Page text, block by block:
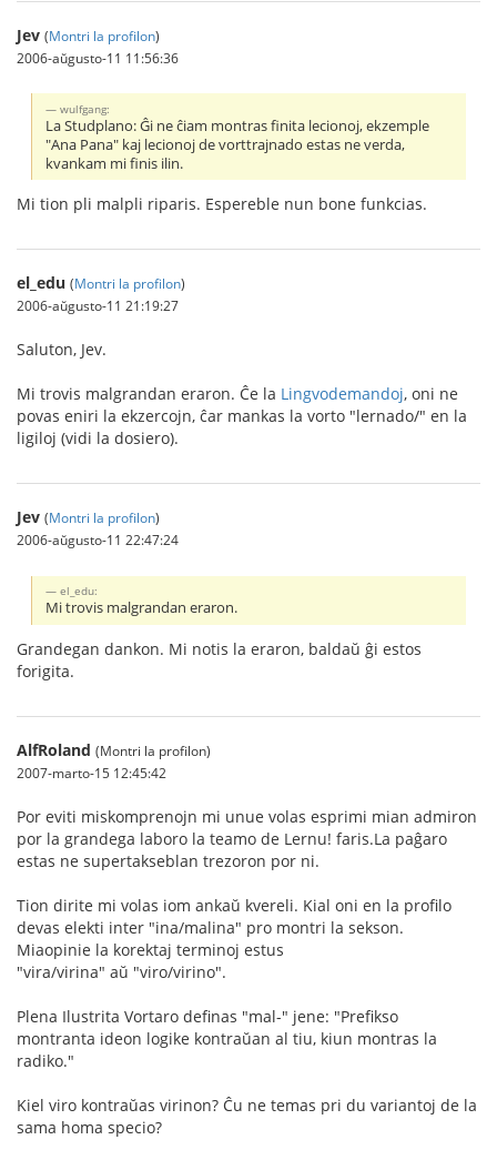
Jev (Montri la profilon)
2006-aŭgusto-11 11:56:36
wulfgang:
La Studplano: Ĝi ne ĉiam montras finita lecionoj, ekzemple
"Ana Pana" kaj lecionoj de vorttrajnado estas ne verda,
kvankam mi finis ilin.
Mi tion pli malpli riparis. Espereble nun bone funkcias.
el_edu (Montri la profilon)
2006-aŭgusto-11 21:19:27
Saluton, Jev.
Mi trovis malgrandan eraron. Ĉe la Lingvodemandoj, oni ne
povas eniri la ekzercojn, ĉar mankas la vorto "lernado/" en la
ligiloj (vidi la dosiero).
Jev (Montri la profilon)
2006-aŭgusto-11 22:47:24
el_edu:
Mi trovis malgrandan eraron.
Grandegan dankon. Mi notis la eraron, baldaŭ ĝi estos
forigita.
AlfRoland (Montri la profilon)
2007-marto-15 12:45:42
Por eviti miskomprenojn mi unue volas esprimi mian admiron
por la grandega laboro la teamo de Lernu! faris.La paĝaro
estas ne supertakseblan trezoron por ni.
Tion dirite mi volas iom ankaŭ kvereli. Kial oni en la profilo
devas elekti inter "ina/malina" pro montri la sekson.
Miaopinie la korektaj terminoj estus
"vira/virina" aŭ "viro/virino".
Plena Ilustrita Vortaro definas "mal-" jene: "Prefikso
montranta ideon logike kontraŭan al tiu, kiun montras la
radiko."
Kiel viro kontraŭas virinon? Ĉu ne temas pri du variantoj de la
sama homa specio?